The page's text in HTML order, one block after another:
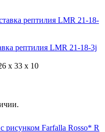
рептилия LMR 21-18-3j
x 33 x 10